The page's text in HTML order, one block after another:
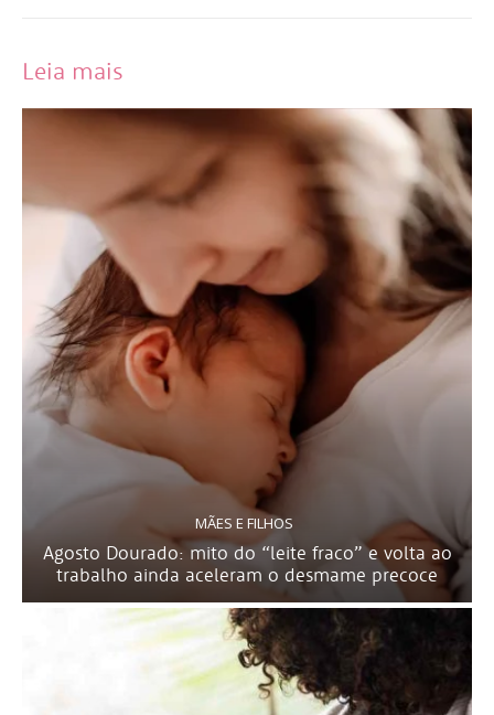
Leia mais
MÃES E FILHOS
Agosto Dourado: mito do “leite fraco” e volta ao
trabalho ainda aceleram o desmame precoce